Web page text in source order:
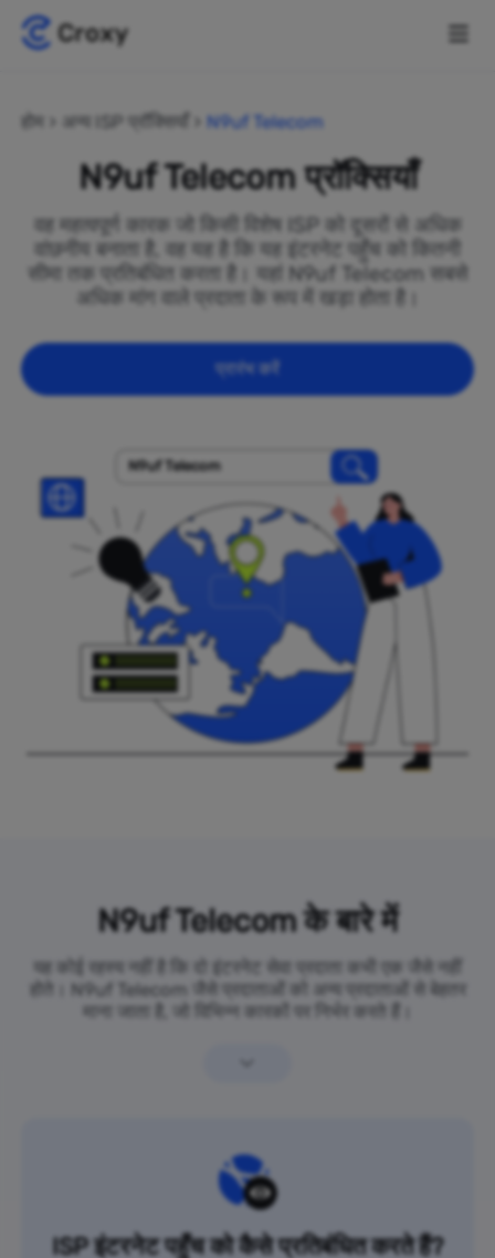
होम अन्य ISP प्रॉक्सियाँ N9uf Telecom
N9uf Telecom प्रॉक्सियाँ
वह महत्वपूर्ण कारक जो किसी विशेष ISP को दूसरों से अधिक
वांछनीय बनाता है, वह यह है कि यह इंटरनेट पहुँच को कितनी
सीमा तक प्रतिबंधित करता है। यहां N9uf Telecom सबसे
अधिक मांग वाले प्रदाता के रूप में खड़ा होता है।
प्रारंभ करें
N9uf Telecom
N9uf Telecom के बारे में
यह कोई रहस्य नहीं है कि दो इंटरनेट सेवा प्रदाता कभी एक जैसे नहीं
होते। N9uf Telecom जैसे प्रदाताओं को अन्य प्रदाताओं से बेहतर
माना जाता है, जो विभिन्न कारकों पर निर्भर करते हैं।
ISP इंटरनेट पहुँच को कैसे प्रतिबंधित करते हैं?